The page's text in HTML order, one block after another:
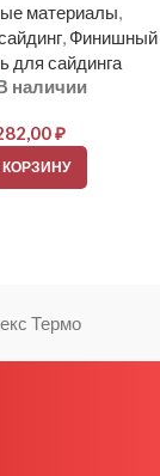
материалы,
, Финишный
для сайдинга
наличии
₽
КОРЗИНУ
Термо